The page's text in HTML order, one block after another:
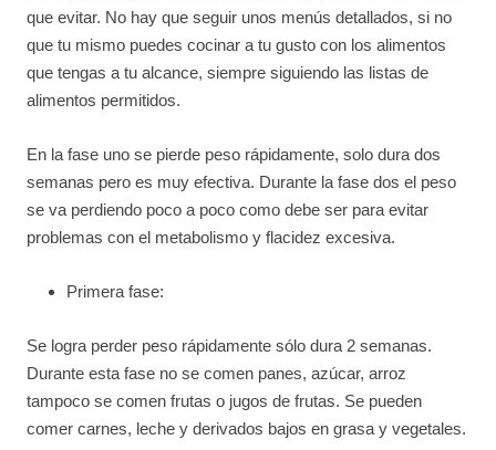
que evitar. No hay que seguir unos menús detallados, si no
que tu mismo puedes cocinar a tu gusto con los alimentos
que tengas a tu alcance, siempre siguiendo las listas de
alimentos permitidos.
En la fase uno se pierde peso rápidamente, solo dura dos
semanas pero es muy efectiva. Durante la fase dos el peso
se va perdiendo poco a poco como debe ser para evitar
problemas con el metabolismo y flacidez excesiva.
Primera fase:
Se logra perder peso rápidamente sólo dura 2 semanas.
Durante esta fase no se comen panes, azúcar, arroz
tampoco se comen frutas o jugos de frutas. Se pueden
comer carnes, leche y derivados bajos en grasa y vegetales.